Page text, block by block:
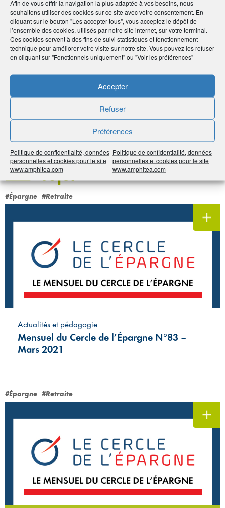
Afin de vous offrir la navigation la plus adaptée à vos besoins, nous
souhaitons utiliser des cookies sur ce site avec votre consentement. En
cliquant sur le bouton "Les accepter tous", vous acceptez le dépôt de
l’ensemble des cookies, utilisés par notre site internet, sur votre terminal.
Ces cookies servent à des fins de suivi statistiques et fonctionnement
technique pour améliorer votre visite sur notre site. Vous pouvez les refuser
en cliquant sur "Fonctionnels uniquement" ou "Voir les préférences"
Accepter
Refuser
Préférences
Politique de confidentialité, données
personnelles et cookies pour le site
www.amphitea.com
Politique de confidentialité, données
personnelles et cookies pour le site
www.amphitea.com
Par :Le Cercle de l'Épargne
Publié le :10 mai 2021
Noter 0/5 0votes
Imprimer
Partager
À voir surle même
sujet
#Épargne #Retraite
Actualités et pédagogie
Mensuel du Cercle de l’Épargne N°83 –
Mars 2021
#Épargne #Retraite